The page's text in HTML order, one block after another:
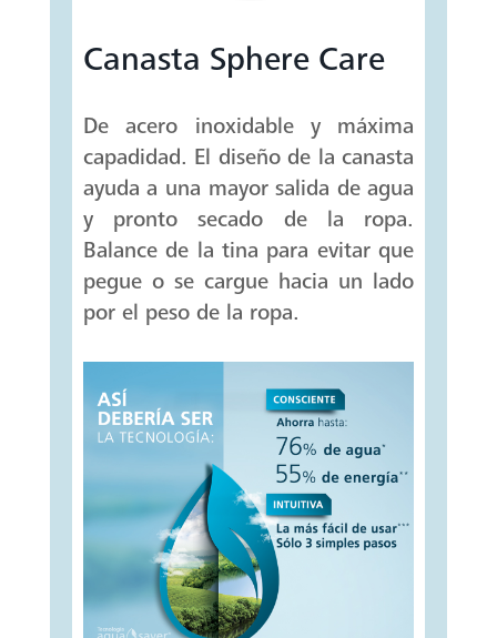
Canasta Sphere Care
De acero inoxidable y máxima
capadidad. El diseño de la canasta
ayuda a una mayor salida de agua
y pronto secado de la ropa.
Balance de la tina para evitar que
pegue o se cargue hacia un lado
por el peso de la ropa.